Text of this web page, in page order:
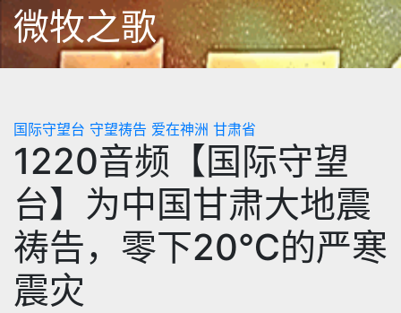
微牧之歌
国际守望台 守望祷告 爱在神洲 甘肃省
1220音频【国际守望
台】为中国甘肃大地震
祷告，零下20℃的严寒
震灾